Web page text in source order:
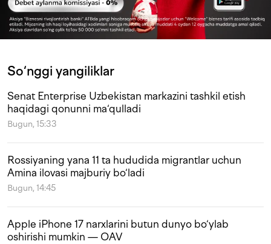
So‘nggi yangiliklar
Senat Enterprise Uzbekistan markazini tashkil etish
haqidagi qonunni ma‘qulladi
Bugun, 15:33
Rossiyaning yana 11 ta hududida migrantlar uchun
Amina ilovasi majburiy bo‘ladi
Bugun, 14:45
Apple iPhone 17 narxlarini butun dunyo bo‘ylab
oshirishi mumkin — OAV